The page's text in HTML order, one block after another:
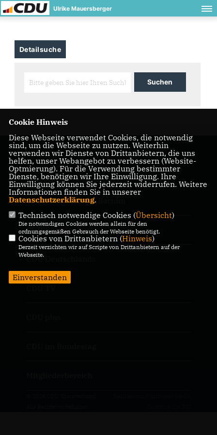
Ulrike Mauersberger
Detailsuche
IMPRESSUM DATENSCHUTZ KONTAKT
CDU Kreisverband Barnim
CDU Brandenburg
CDU Deutschlands
Cookie Hinweis
Diese Webseite verwendet Cookies, die notwendig
sind, um die Webseite zu nutzen. Weiterhin
verwenden wir Dienste von Drittanbietern, die uns
helfen, unser Webangebot zu verbessern (Website-
Optmierung). Für die Verwendung bestimmter
Dienste, benötigen wir Ihre Einwilligung. Ihre
Einwilligung können Sie jederzeit widerrufen. Weitere
Informationen finden Sie in unserer
Datenschutzerklärung.
Technisch notwendige Cookies (Übersicht)
Die notwendigen Cookies werden allein für den
ordnungsgemäßen Gebrauch der Webseite benötigt.
Cookies von Drittanbietern (Hinweis)
Derzeit verzichten wir auf Scripte von Drittanbietern auf der
Webseite.
Einverstanden